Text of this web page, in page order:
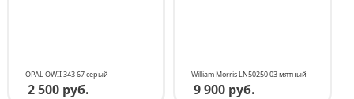
OPAL OWII 343 67 серый
2 500 руб.
William Morris LN50250 03 мятный
9 900 руб.